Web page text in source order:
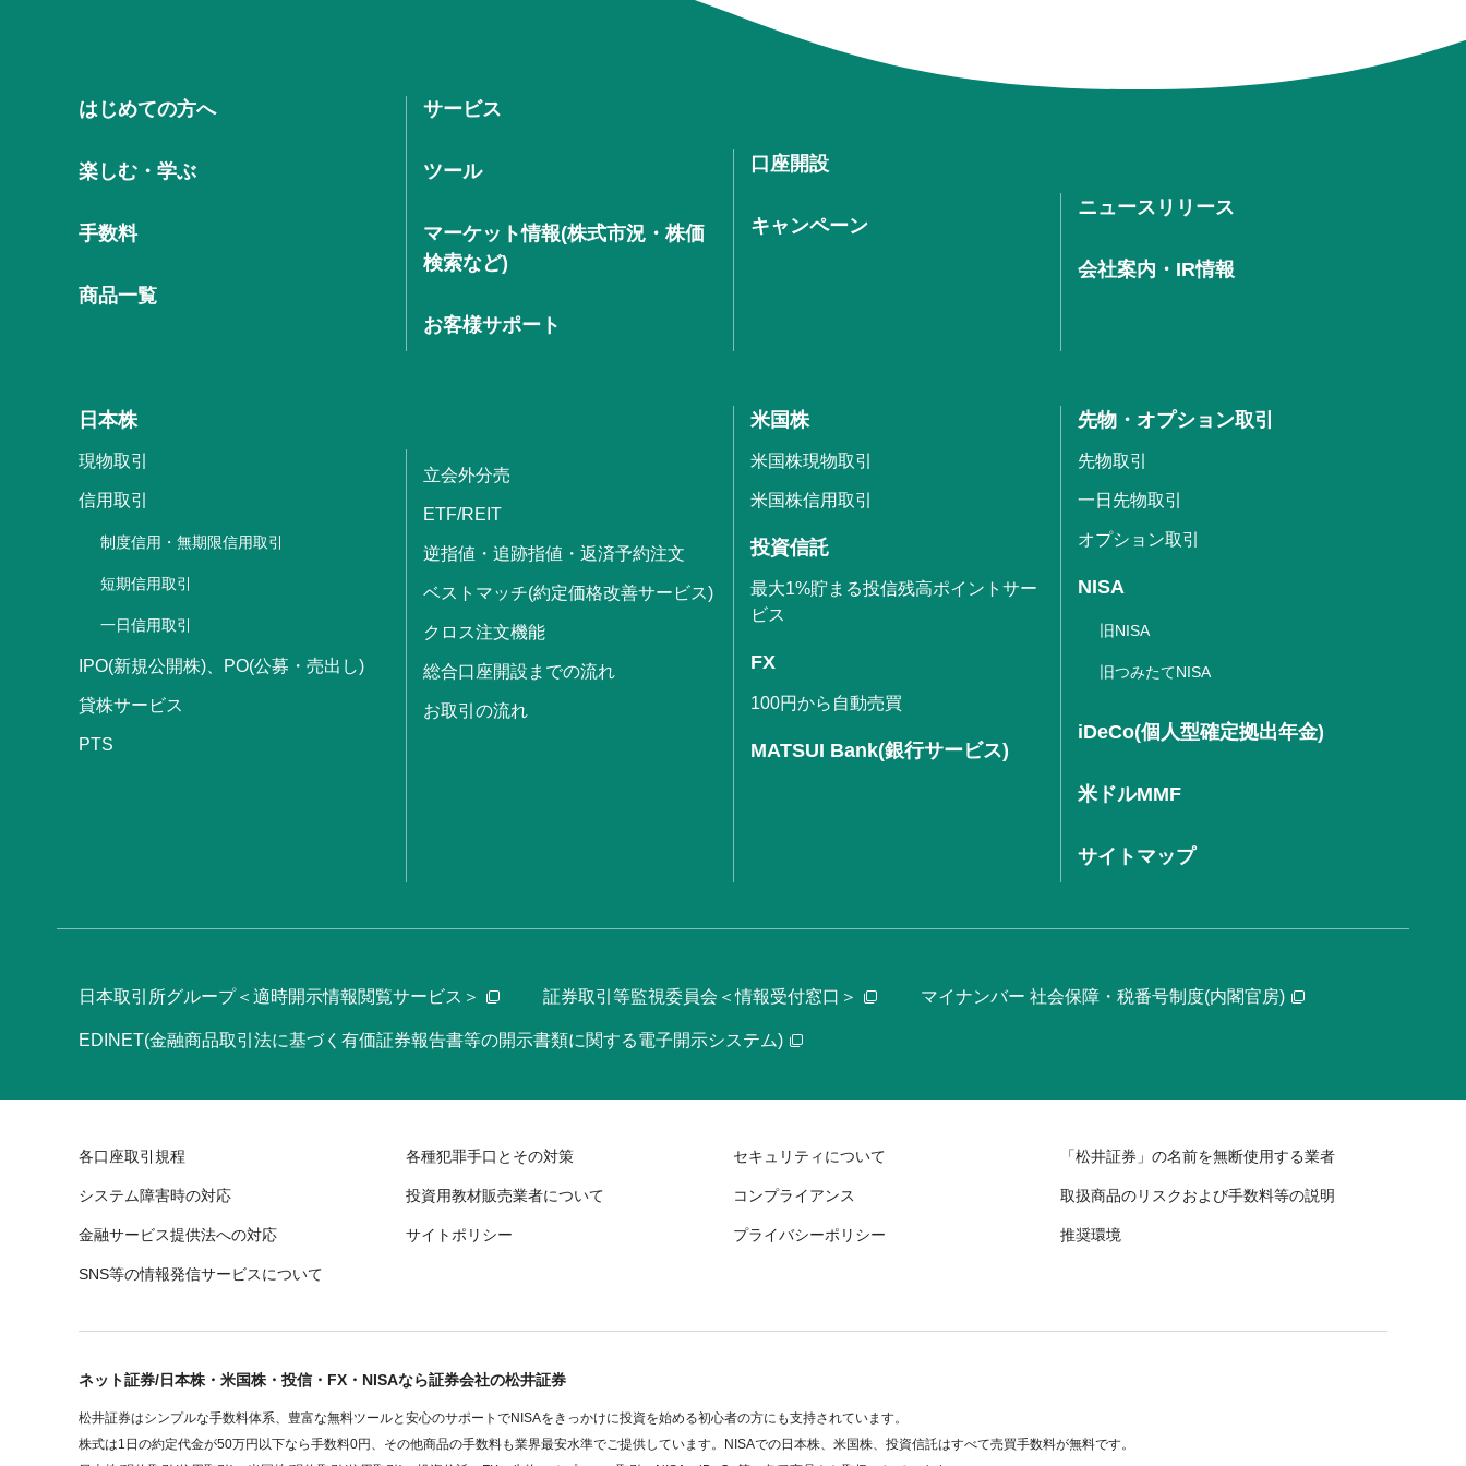
はじめての方へ
楽しむ・学ぶ
手数料
商品一覧
サービス
ツール
マーケット情報(株式市況・株価
検索など)
お客様サポート
口座開設
キャンペーン
ニュースリリース
会社案内・IR情報
日本株
現物取引
信用取引
制度信用・無期限信用取引
短期信用取引
一日信用取引
IPO(新規公開株)、PO(公募・売出し)
貸株サービス
PTS
立会外分売
ETF/REIT
逆指値・追跡指値・返済予約注文
ベストマッチ(約定価格改善サービス)
クロス注文機能
総合口座開設までの流れ
お取引の流れ
米国株
米国株現物取引
米国株信用取引
投資信託
最大1%貯まる投信残高ポイントサー
ビス
FX
100円から自動売買
MATSUI Bank(銀行サービス)
先物・オプション取引
先物取引
一日先物取引
オプション取引
NISA
旧NISA
旧つみたてNISA
iDeCo(個人型確定拠出年金)
米ドルMMF
サイトマップ
日本取引所グループ＜適時開示情報閲覧サービス＞ 証券取引等監視委員会＜情報受付窓口＞ マイナンバー 社会保障・税番号制度(内閣官房)
EDINET(金融商品取引法に基づく有価証券報告書等の開示書類に関する電子開示システム)
各口座取引規程 各種犯罪手口とその対策 セキュリティについて 「松井証券」の名前を無断使用する業者
システム障害時の対応 投資用教材販売業者について コンプライアンス 取扱商品のリスクおよび手数料等の説明
金融サービス提供法への対応 サイトポリシー プライバシーポリシー 推奨環境
SNS等の情報発信サービスについて
ネット証券/日本株・米国株・投信・FX・NISAなら証券会社の松井証券
松井証券はシンプルな手数料体系、豊富な無料ツールと安心のサポートでNISAをきっかけに投資を始める初心者の方にも支持されています。
株式は1日の約定代金が50万円以下なら手数料0円、その他商品の手数料も業界最安水準でご提供しています。NISAでの日本株、米国株、投資信託はすべて売買手数料が無料です。